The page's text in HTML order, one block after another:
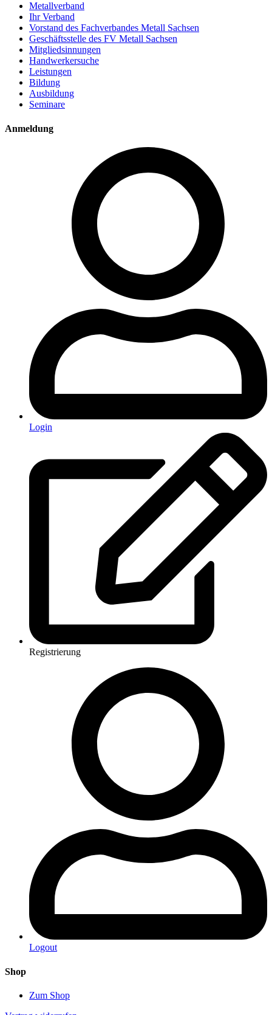
Metallverband
Ihr Verband
Vorstand des Fachverbandes Metall Sachsen
Geschäftsstelle des FV Metall Sachsen
Mitgliedsinnungen
Handwerkersuche
Leistungen
Bildung
Ausbildung
Seminare
Anmeldung
Login
Registrierung
Logout
Shop
Zum Shop